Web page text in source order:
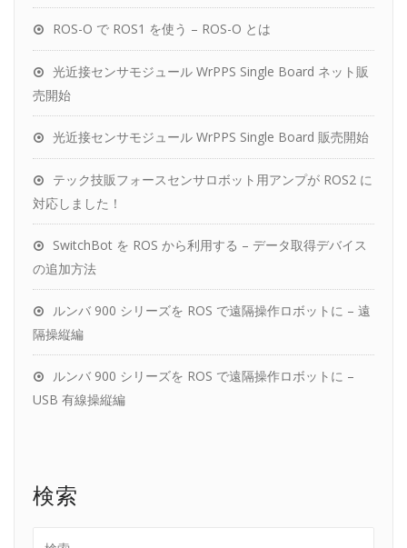
ROS-O で ROS1 を使う – ROS-O とは
光近接センサモジュール WrPPS Single Board ネット販
売開始
光近接センサモジュール WrPPS Single Board 販売開始
テック技販フォースセンサロボット用アンプが ROS2 に
対応しました！
SwitchBot を ROS から利用する – データ取得デバイス
の追加方法
ルンバ 900 シリーズを ROS で遠隔操作ロボットに – 遠
隔操縦編
ルンバ 900 シリーズを ROS で遠隔操作ロボットに –
USB 有線操縦編
検索